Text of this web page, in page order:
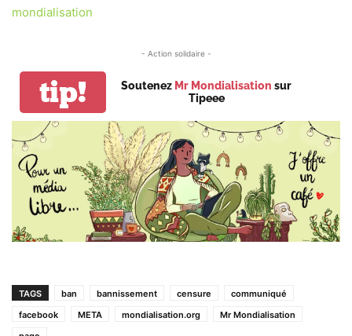
mondialisation
- Action solidaire -
tip! Soutenez Mr Mondialisation sur
Tipeee
TAGS ban bannissement censure
communiqué
facebook
META mondialisation.org
Mr Mondialisation